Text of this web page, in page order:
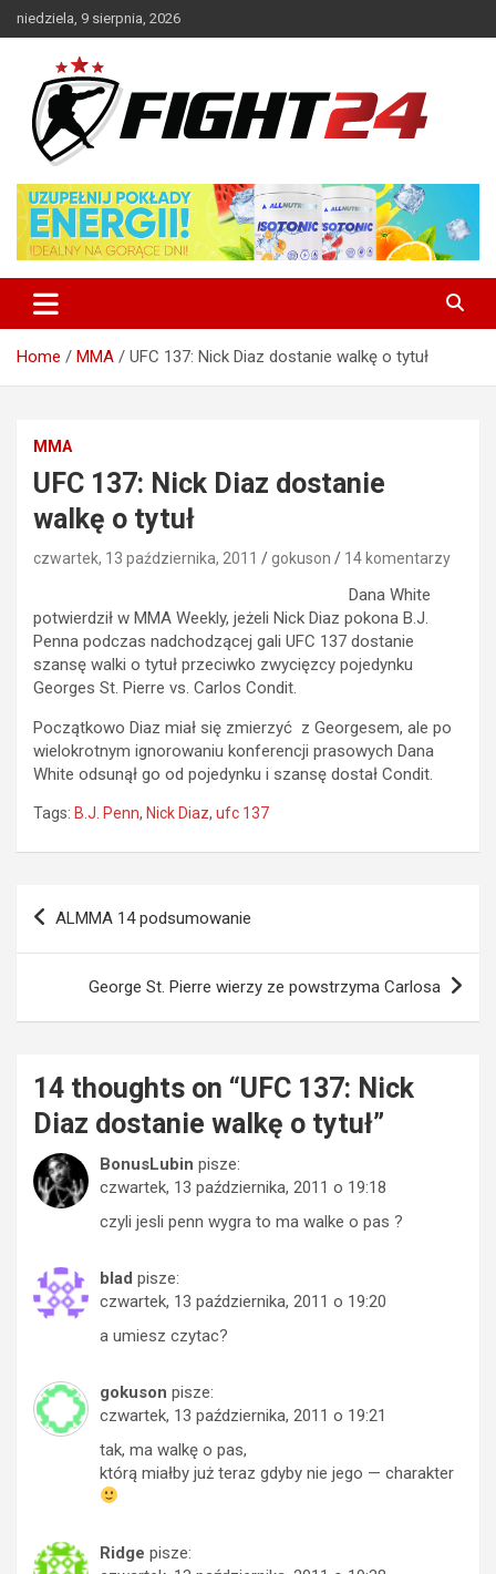
Skip
to
niedziela, 9 sierpnia, 2026
FIGHT24.PL – MMA i K-1, UFC
Home MMA UFC 137: Nick Diaz dostanie walkę o tytuł
MMA
UFC 137: Nick Diaz dostanie
walkę o tytuł
czwartek, 13 października, 2011 gokuson 14 komentarzy
Dana White
potwierdził w MMA Weekly, jeżeli Nick Diaz pokona B.J.
Penna podczas nadchodzącej gali UFC 137 dostanie
szansę walki o tytuł przeciwko zwycięzcy pojedynku
Georges St. Pierre vs. Carlos Condit.
Początkowo Diaz miał się zmierzyć z Georgesem, ale po
wielokrotnym ignorowaniu konferencji prasowych Dana
White odsunął go od pojedynku i szansę dostał Condit.
Tags: B.J. Penn, Nick Diaz, ufc 137
Nawigacja
ALMMA 14 podsumowanie
George St. Pierre wierzy ze powstrzyma Carlosa
14 thoughts on “UFC 137: Nick
Diaz dostanie walkę o tytuł”
BonusLubin pisze:
czwartek, 13 października, 2011 o 19:18
czyli jesli penn wygra to ma walke o pas ?
blad pisze:
czwartek, 13 października, 2011 o 19:20
a umiesz czytac?
gokuson pisze:
czwartek, 13 października, 2011 o 19:21
tak, ma walkę o pas,
którą miałby już teraz gdyby nie jego — charakter
Ridge pisze: